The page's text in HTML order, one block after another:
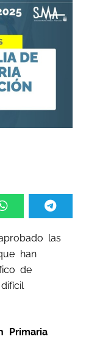
las
han
de
Primaria